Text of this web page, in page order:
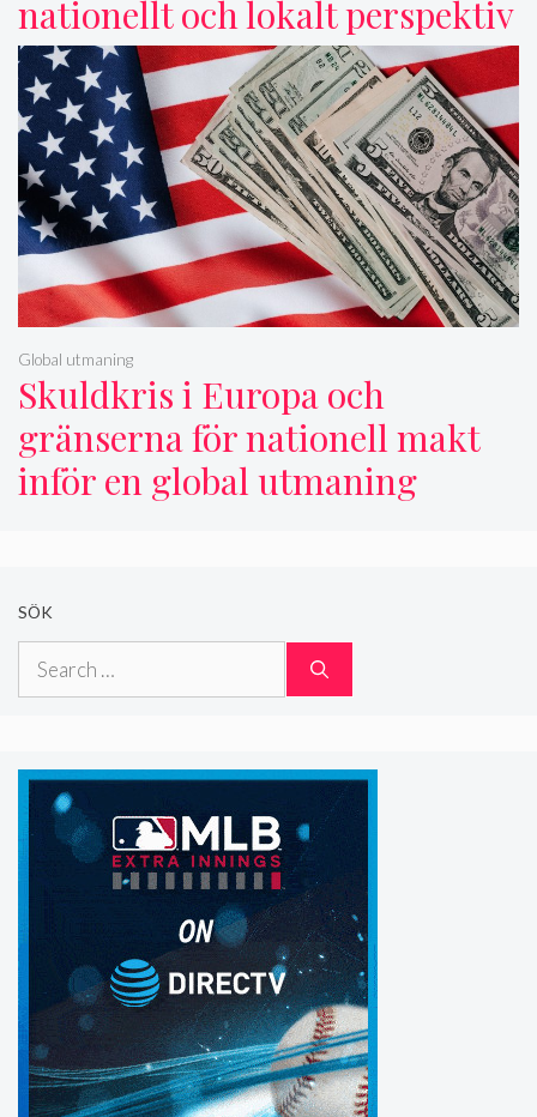
nationellt och lokalt perspektiv
Skuldkris i Europa och
gränserna för nationell makt
inför en global utmaning
Global utmaning
SÖK
Search